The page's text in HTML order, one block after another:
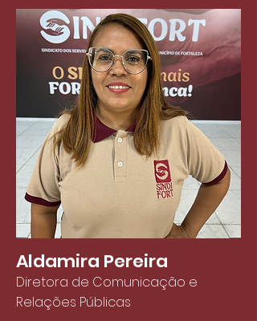
Aldamira Pereira
Diretora de Comunicação e
Relações Públicas